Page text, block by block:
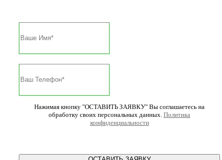
Нажимая кнопку "ОСТАВИТЬ ЗАЯВКУ" Вы соглашаетесь на
обработку своих персональных данных.Политика
конфиденциальности